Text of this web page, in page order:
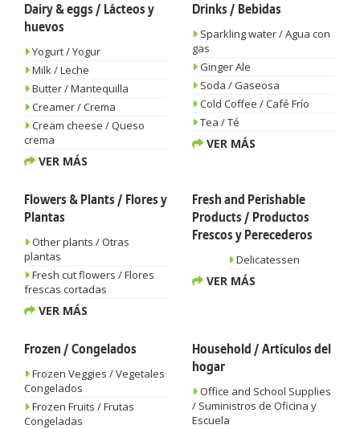
Dairy & eggs / Lácteos y
huevos
Yogurt / Yogur
Milk / Leche
Butter / Mantequilla
Creamer / Crema
Cream cheese / Queso
crema
VER MÁS
Drinks / Bebidas
Sparkling water / Agua con
gas
Ginger Ale
Soda / Gaseosa
Cold Coffee / Café Frío
Tea / Té
VER MÁS
Flowers & Plants / Flores y
Plantas
Other plants / Otras
plantas
Fresh cut flowers / Flores
frescas cortadas
VER MÁS
Fresh and Perishable
Products / Productos
Frescos y Perecederos
Delicatessen
VER MÁS
Frozen / Congelados
Frozen Veggies / Vegetales
Congelados
Frozen Fruits / Frutas
Congeladas
Household / Artículos del
hogar
Office and School Supplies
/ Suministros de Oficina y
Escuela